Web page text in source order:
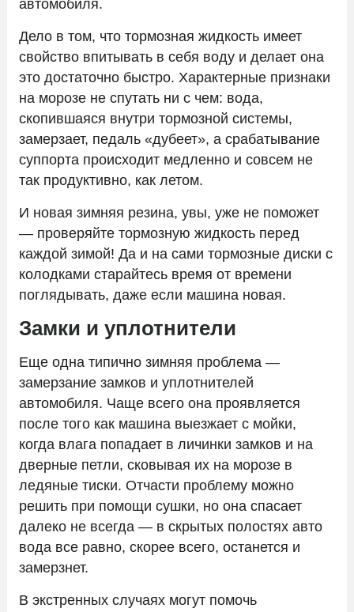
автомобиля.
Дело в том, что тормозная жидкость имеет
свойство впитывать в себя воду и делает она
это достаточно быстро. Характерные признаки
на морозе не спутать ни с чем: вода,
скопившаяся внутри тормозной системы,
замерзает, педаль «дубеет», а срабатывание
суппорта происходит медленно и совсем не
так продуктивно, как летом.
И новая зимняя резина, увы, уже не поможет
— проверяйте тормозную жидкость перед
каждой зимой! Да и на сами тормозные диски с
колодками старайтесь время от времени
поглядывать, даже если машина новая.
Замки и уплотнители
Еще одна типично зимняя проблема —
замерзание замков и уплотнителей
автомобиля. Чаще всего она проявляется
после того как машина выезжает с мойки,
когда влага попадает в личинки замков и на
дверные петли, сковывая их на морозе в
ледяные тиски. Отчасти проблему можно
решить при помощи сушки, но она спасает
далеко не всегда — в скрытых полостях авто
вода все равно, скорее всего, останется и
замерзнет.
В экстренных случаях могут помочь